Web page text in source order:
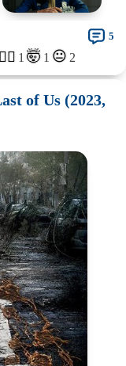
😵‍💫 1 🤯 1 😐 2
5
of Us (2023,